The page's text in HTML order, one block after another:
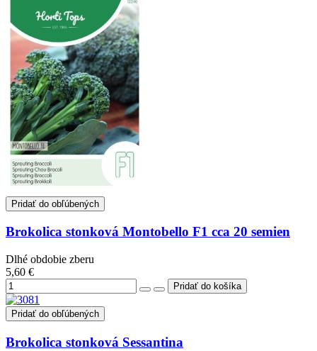
Pridať do obľúbených
Brokolica stonková Montobello F1 cca 20 semien
Dlhé obdobie zberu
5,60 €
Pridať do obľúbených
Brokolica stonková Sessantina